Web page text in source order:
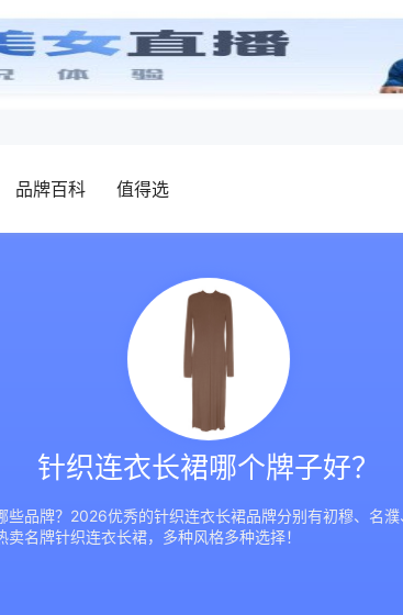
品牌百科 值得选
针织连衣长裙哪个牌子好？
品牌？2026优秀的针织连衣长裙品牌分别有初穆、名
名牌针织连衣长裙，多种风格多种选择！